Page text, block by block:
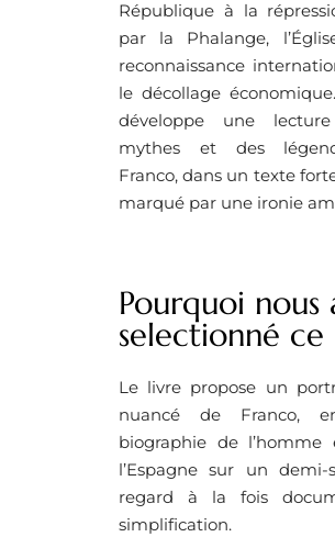
République à la
par la Phalange,
reconnaissance
le décollage
développe une
mythes et des
Franco, dans un texte
marqué par une ironie
Pourquoi nous
selectionné ce
Le livre propose un
nuancé de Franco,
biographie de l’homme
l’Espagne sur un demi-
regard à la fois
simplification.